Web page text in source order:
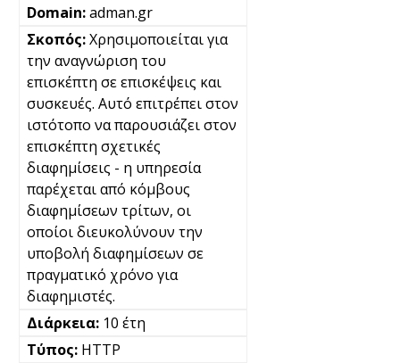
adman.gr
Χρησιμοποιείται για
την αναγνώριση του
επισκέπτη σε επισκέψεις και
συσκευές. Αυτό επιτρέπει στον
ιστότοπο να παρουσιάζει στον
επισκέπτη σχετικές
διαφημίσεις - η υπηρεσία
παρέχεται από κόμβους
διαφημίσεων τρίτων, οι
οποίοι διευκολύνουν την
υποβολή διαφημίσεων σε
πραγματικό χρόνο για
διαφημιστές.
10 έτη
HTTP